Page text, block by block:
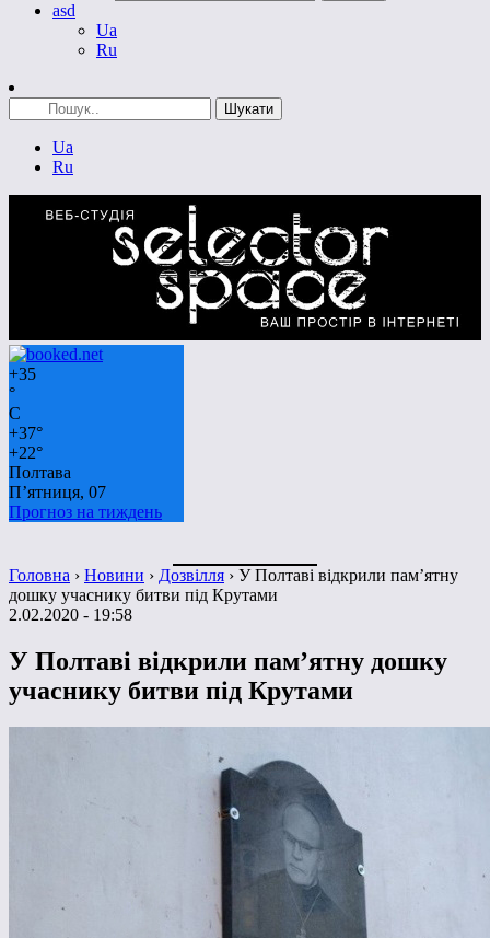
asd
Ua
Ru
Ua
Ru
+35
°
C
+37°
+22°
Полтава
П’ятниця, 07
Прогноз на тиждень
Головна › Новини › Дозвілля › У Полтаві відкрили пам’ятну
дошку учаснику битви під Крутами
2.02.2020 - 19:58
У Полтаві відкрили пам’ятну дошку
учаснику битви під Крутами